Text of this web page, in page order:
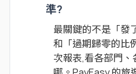
準?
最關鍵的不是「發
和「過期歸零的比
次報表,看各部門